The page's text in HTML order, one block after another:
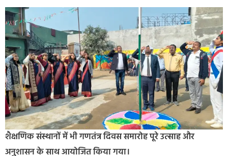
शैक्षणिक संस्थानों में भी गणतंत्र दिवस समारोह पूरे उत्साह और
अनुशासन के साथ आयोजित किया गया।